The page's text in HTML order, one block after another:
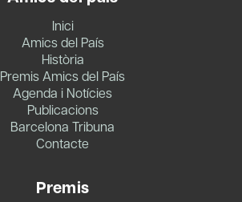
Inici
Amics del País
Història
Premis Amics del País
Agenda i Notícies
Publicacions
Barcelona Tribuna
Contacte
Premis